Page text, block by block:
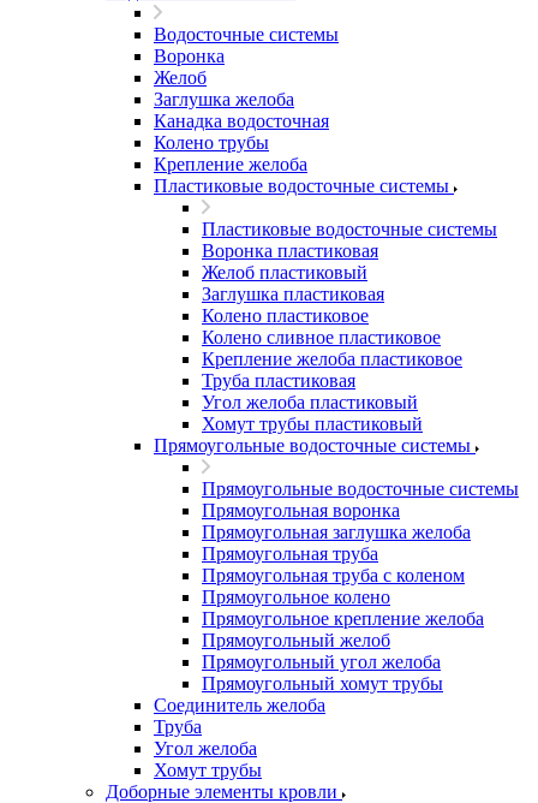
Водосточные системы
Воронка
Желоб
Заглушка желоба
Канадка водосточная
Колено трубы
Крепление желоба
Пластиковые водосточные системы
Пластиковые водосточные системы
Воронка пластиковая
Желоб пластиковый
Заглушка пластиковая
Колено пластиковое
Колено сливное пластиковое
Крепление желоба пластиковое
Труба пластиковая
Угол желоба пластиковый
Хомут трубы пластиковый
Прямоугольные водосточные системы
Прямоугольные водосточные системы
Прямоугольная воронка
Прямоугольная заглушка желоба
Прямоугольная труба
Прямоугольная труба c коленом
Прямоугольное колено
Прямоугольное крепление желоба
Прямоугольный желоб
Прямоугольный угол желоба
Прямоугольный хомут трубы
Соединитель желоба
Труба
Угол желоба
Хомут трубы
Доборные элементы кровли